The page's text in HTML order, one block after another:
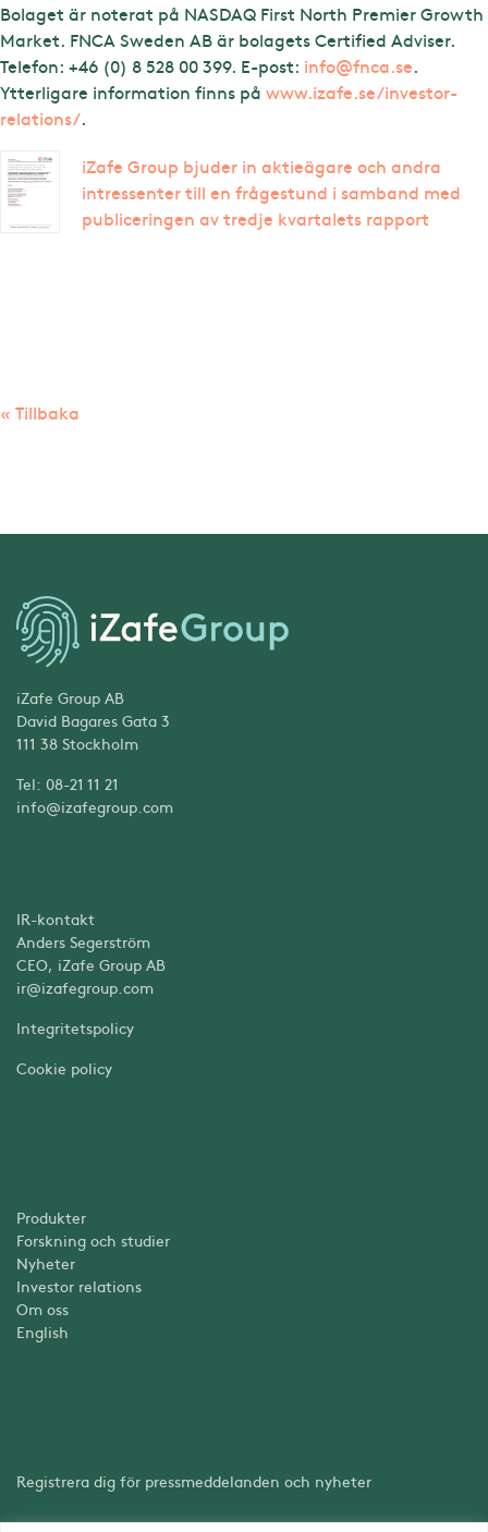
Bolaget är noterat på NASDAQ First North Premier Growth
Market. FNCA Sweden AB är bolagets Certified Adviser.
Telefon: +46 (0) 8 528 00 399. E-post: info@fnca.se.
Ytterligare information finns på www.izafe.se/investor-
relations/.
iZafe Group bjuder in aktieägare och andra
intressenter till en frågestund i samband med
publiceringen av tredje kvartalets rapport
« Tillbaka
iZafe Group AB
David Bagares Gata 3
111 38 Stockholm
Tel: 08-21 11 21
info@izafegroup.com
IR-kontakt
Anders Segerström
CEO, iZafe Group AB
ir@izafegroup.com
Integritetspolicy
Cookie policy
Produkter
Forskning och studier
Nyheter
Investor relations
Om oss
English
Registrera dig för pressmeddelanden och nyheter